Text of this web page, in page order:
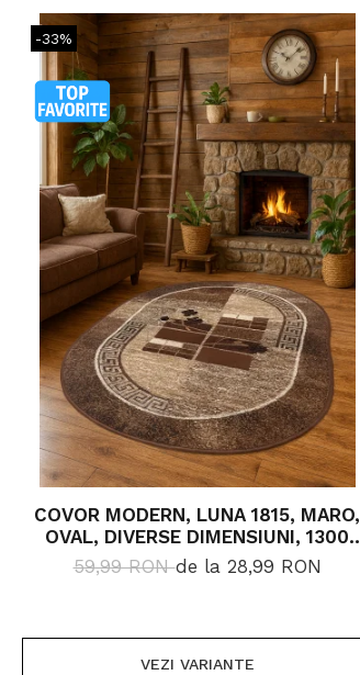
-33%
COVOR MODERN, LUNA 1815, MARO,
OVAL, DIVERSE DIMENSIUNI, 1300
GR/MP
59,99 RONde la 28,99 RON
VEZI VARIANTE